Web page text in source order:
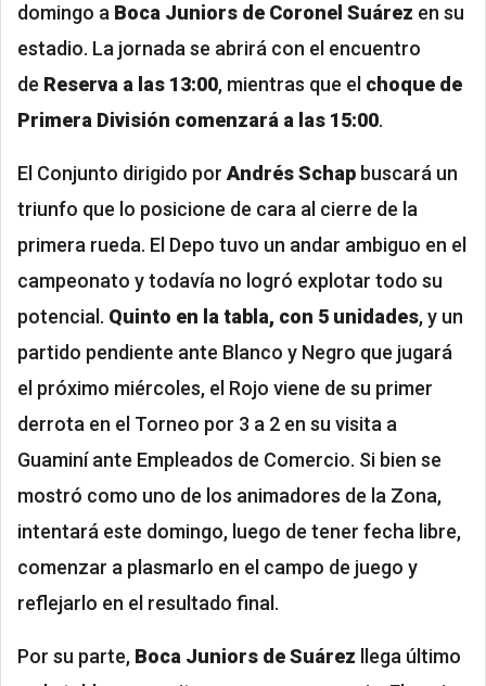
domingo a Boca Juniors de Coronel Suárez en su
estadio. La jornada se abrirá con el encuentro
de Reserva a las 13:00, mientras que el choque de
Primera División comenzará a las 15:00.
El Conjunto dirigido porAndrés Schap buscará un
triunfo que lo posicione de cara al cierre de la
primera rueda. El Depo tuvo un andar ambiguo en el
campeonato y todavía no logró explotar todo su
potencial. Quinto en la tabla, con 5 unidades, y un
partido pendiente ante Blanco y Negro que jugará
el próximo miércoles, el Rojo viene de su primer
derrota en el Torneo por 3 a 2 en su visita a
Guaminí ante Empleados de Comercio. Si bien se
mostró como uno de los animadores de la Zona,
intentará este domingo, luego de tener fecha libre,
comenzar a plasmarlo en el campo de juego y
reflejarlo en el resultado final.
Por su parte, Boca Juniors de Suárez llega último